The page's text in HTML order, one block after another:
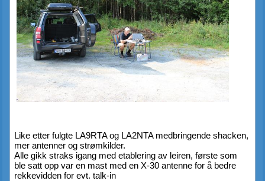
Like etter fulgte LA9RTA og LA2NTA medbringende shacken,
mer antenner og strømkilder.
Alle gikk straks igang med etablering av leiren, første som
ble satt opp var en mast med en X-30 antenne for å bedre
rekkevidden for evt. talk-in